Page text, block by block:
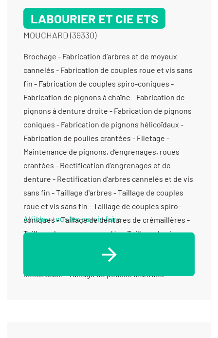
LABOURIER ET CIE ETS
MOUCHARD (39330)
Brochage - Fabrication d’arbres et de moyeux
cannelés - Fabrication de couples roue et vis sans
fin - Fabrication de couples spiro-coniques -
Fabrication de pignons à chaîne - Fabrication de
pignons à denture droite - Fabrication de pignons
coniques - Fabrication de pignons hélicoïdaux -
Fabrication de poulies crantées - Filetage -
Maintenance de pignons, d’engrenages, roues
crantées - Rectification d'engrenages et de
denture - Rectification d’arbres cannelés et de vis
sans fin - Taillage d'arbres - Taillage de couples
roue et vis sans fin - Taillage de couples spiro-
coniques - Taillage de dentures de crémaillères -
Taillage de moyeux cannelés - Taillage de pignons
à chaîne - Taillage de pignons à denture droite -
Taillage de pignons coniques - Taillage de pignons
hélicoïdaux - Taillage de poulies crantées
Afficher tous les savoir-faire